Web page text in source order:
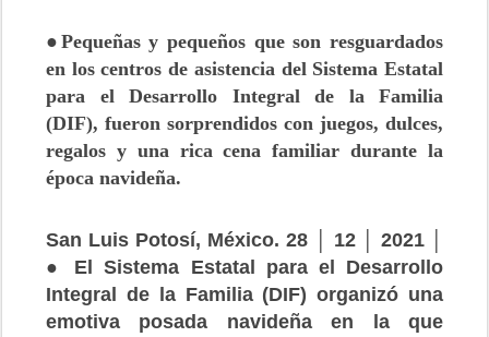
●Pequeñas y pequeños que son resguardados
en los centros de asistencia del Sistema Estatal
para el Desarrollo Integral de la Familia
(DIF), fueron sorprendidos con juegos, dulces,
regalos y una rica cena familiar durante la
época navideña.
San Luis Potosí, México. 28 │ 12 │ 2021 │
● El Sistema Estatal para el Desarrollo
Integral de la Familia (DIF) organizó una
emotiva posada navideña en la que